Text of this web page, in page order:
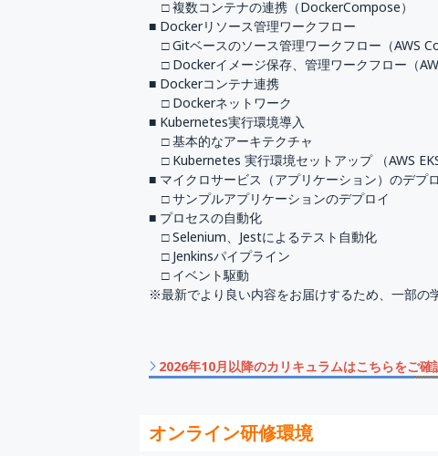
□ 複数コンテナの連携（DockerCompose）
■ Dockerリソース管理ワークフロー
□ Gitベースのソース管理ワークフロー（AWS
□ Dockerイメージ保存、管理ワークフロー（
■ Dockerコンテナ連携
□ Dockerネットワーク
■ Kubernetes実行環境導入
□ 基本的なアーキテクチャ
□ Kubernetes 実行環境セットアップ （AWS
■ マイクロサービス（アプリケーション）のデプ
□ サンプルアプリケーションのデプロイ
■ プロセスの自動化
□ Selenium、Jestによるテスト自動化
□ Jenkinsパイプライン
□ イベント駆動
※最新でより良い内容をお届けするため、一部の
2026年10月以降のカリキュラムはこちらをご確
オンライン研修環境